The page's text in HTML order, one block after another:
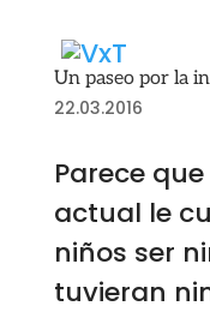
Un paseo por la
22.03.2016
Parece
actual le
niños ser
tuvieran